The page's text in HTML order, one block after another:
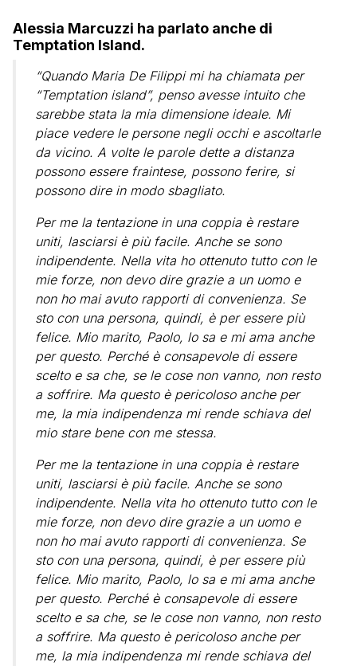
Alessia Marcuzzi ha parlato anche di
Temptation Island.
“Quando Maria De Filippi mi ha chiamata per
“Temptation island”, penso avesse intuito che
sarebbe stata la mia dimensione ideale. Mi
piace vedere le persone negli occhi e ascoltarle
da vicino. A volte le parole dette a distanza
possono essere fraintese, possono ferire, si
possono dire in modo sbagliato.
Per me la tentazione in una coppia è restare
uniti, lasciarsi è più facile. Anche se sono
indipendente. Nella vita ho ottenuto tutto con le
mie forze, non devo dire grazie a un uomo e
non ho mai avuto rapporti di convenienza. Se
sto con una persona, quindi, è per essere più
felice. Mio marito, Paolo, lo sa e mi ama anche
per questo. Perché è consapevole di essere
scelto e sa che, se le cose non vanno, non resto
a soffrire. Ma questo è pericoloso anche per
me, la mia indipendenza mi rende schiava del
mio stare bene con me stessa.
Per me la tentazione in una coppia è restare
uniti, lasciarsi è più facile. Anche se sono
indipendente. Nella vita ho ottenuto tutto con le
mie forze, non devo dire grazie a un uomo e
non ho mai avuto rapporti di convenienza. Se
sto con una persona, quindi, è per essere più
felice. Mio marito, Paolo, lo sa e mi ama anche
per questo. Perché è consapevole di essere
scelto e sa che, se le cose non vanno, non resto
a soffrire. Ma questo è pericoloso anche per
me, la mia indipendenza mi rende schiava del